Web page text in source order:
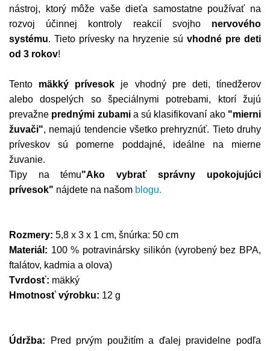
nástroj, ktorý môže vaše dieťa samostatne používať na
rozvoj účinnej kontroly reakcií svojho nervového
systému. Tieto prívesky na hryzenie sú vhodné pre deti
od 3 rokov!
Tento mäkký prívesok je vhodný pre deti, tínedžerov
alebo dospelých so špeciálnymi potrebami, ktorí žujú
prevažne prednými zubamia sú klasifikovaní ako "mierni
žuvači", nemajú tendencie všetko prehryznúť. Tieto druhy
príveskov sú pomerne poddajné, ideálne na mierne
žuvanie.
Tipy na tému"Ako vybrať správny upokojujúci
prívesok" nájdete na našom blogu.
Rozmery: 5,8 x 3 x 1 cm, šnúrka: 50 cm
Materiál: 100 % potravinársky silikón (vyrobený bez BPA,
ftalátov, kadmia a olova)
Tvrdosť: mäkký
Hmotnosť výrobku: 12 g
Údržba:
Pred prvým použitím a ďalej pravidelne podľa